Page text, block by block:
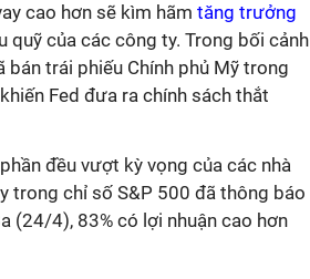
cao hơn sẽ kìm hãm tăng trưởng
quỹ của các công ty. Trong bối cảnh
bán trái phiếu Chính phủ Mỹ trong
Fed đưa ra chính sách thắt
đều vượt kỳ vọng của các nhà
trong chỉ số S&P 500 đã thông báo
(24/4), 83% có lợi nhuận cao hơn